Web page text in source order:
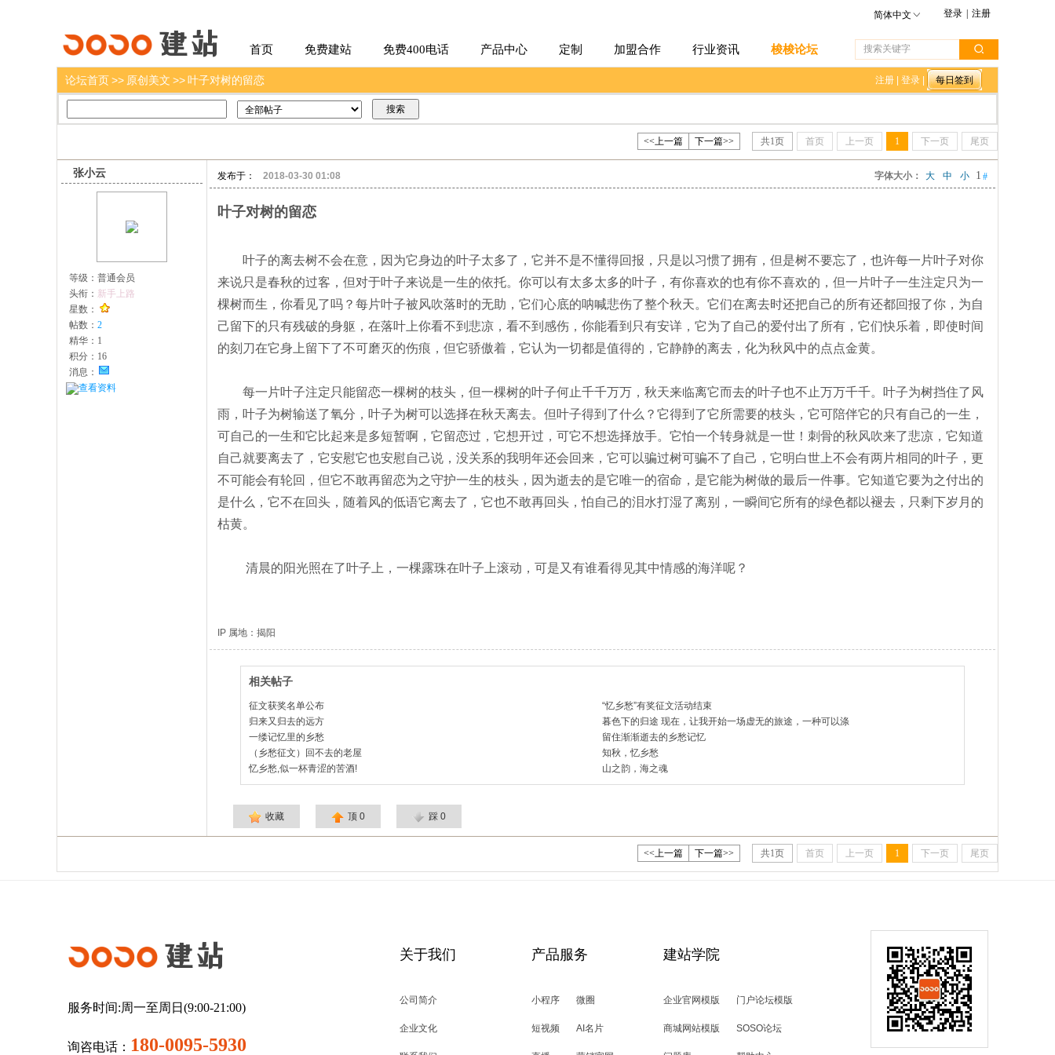
建站
简体中文
首页 免费建站 免费400电话 产品中心 定制 加盟合作 行业资讯 梭梭论坛
登录 注册
论坛首页>> 原创美文 >>叶子对树的留恋 注册 登录
共1页 首页 上一页 1 下一页 尾页
<<上一篇 下一篇>>
张小云
等级： 普通会员
头衔： 新手上路
星数：
帖数： 2
精华： 1
积分： 16
消息：
查看资料
发布于： 2018-03-30 01:08 字体大小： 大 中 小 1 #
叶子对树的留恋
叶子的离去树不会在意，因为它身边的叶子太多了，它并不是不懂得回报，只是以习惯了拥有，但是树不要忘了，也许每一片叶子对你
来说只是春秋的过客，但对于叶子来说是一生的依托。你可以有太多太多的叶子，有你喜欢的也有你不喜欢的，但一片叶子一生注定只为一
棵树而生，你看见了吗？每片叶子被风吹落时的无助，它们心底的呐喊悲伤了整个秋天。它们在离去时还把自己的所有还都回报了你，为自
己留下的只有残破的身躯，在落叶上你看不到悲凉，看不到感伤，你能看到只有安详，它为了自己的爱付出了所有，它们快乐着，即使时间
的刻刀在它身上留下了不可磨灭的伤痕，但它骄傲着，它认为一切都是值得的，它静静的离去，化为秋风中的点点金黄。
每一片叶子注定只能留恋一棵树的枝头，但一棵树的叶子何止千千万万，秋天来临离它而去的叶子也不止万万千千。叶子为树挡住了风
雨，叶子为树输送了氧分，叶子为树可以选择在秋天离去。但叶子得到了什么？它得到了它所需要的枝头，它可陪伴它的只有自己的一生，
可自己的一生和它比起来是多短暂啊，它留恋过，它想开过，可它不想选择放手。它怕一个转身就是一世！刺骨的秋风吹来了悲凉，它知道
自己就要离去了，它安慰它也安慰自己说，没关系的我明年还会回来，它可以骗过树可骗不了自己，它明白世上不会有两片相同的叶子，更
不可能会有轮回，但它不敢再留恋为之守护一生的枝头，因为逝去的是它唯一的宿命，是它能为树做的最后一件事。它知道它要为之付出的
是什么，它不在回头，随着风的低语它离去了，它也不敢再回头，怕自己的泪水打湿了离别，一瞬间它所有的绿色都以褪去，只剩下岁月的
枯黄。
清晨的阳光照在了叶子上，一棵露珠在叶子上滚动，可是又有谁看得见其中情感的海洋呢？
IP 属地：揭阳
相关帖子
征文获奖名单公布
“忆乡愁”有奖征文活动结束
归来又归去的远方
暮色下的归途 现在，让我开始一场虚无的旅途，一种可以涤
一缕记忆里的乡愁
留住渐渐逝去的乡愁记忆
（乡愁征文）回不去的老屋
知秋，忆乡愁
忆乡愁,似一杯青涩的苦酒!
山之韵，海之魂
收藏 顶 0 踩 0
共1页 首页 上一页 1 下一页 尾页
<<上一篇 下一篇>>
服务时间:周一至周日(9:00-21:00)
建站
询咨电话： 180-0095-5930
关于我们
公司简介
企业文化
产品服务
小程序
短视频
微圈
AI名片
建站学院
企业官网模版
商城网站模版
门户论坛模版
SOSO论坛